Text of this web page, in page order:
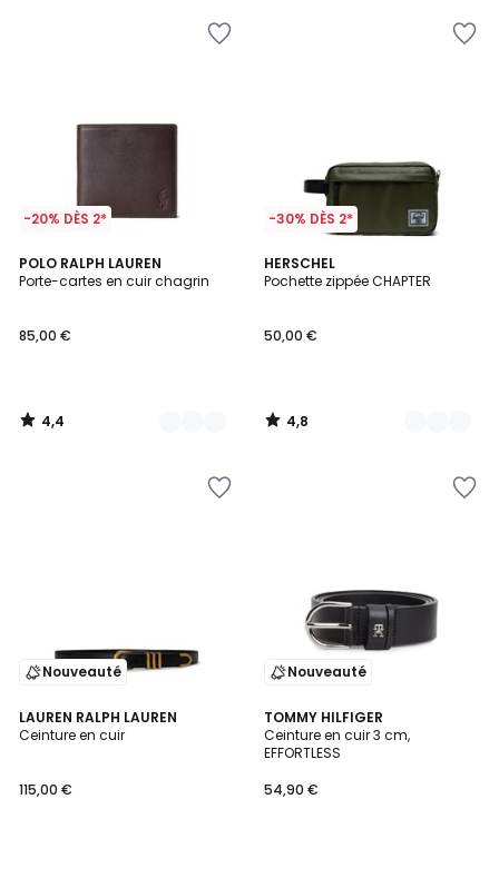
-20% DÈS 2*
POLO RALPH LAUREN
Porte-cartes en cuir chagrin
85,00 €
4,4
/ 5
2
Couleurs
4,4
/
-30% DÈS 2*
HERSCHEL
Pochette zippée CHAPTER
50,00 €
4,8
/ 5
2
Couleurs
4,8
/
Nouveauté
LAUREN RALPH LAUREN
Ceinture en cuir
115,00 €
Nouveauté
TOMMY HILFIGER
Ceinture en cuir 3 cm,
EFFORTLESS
54,90 €